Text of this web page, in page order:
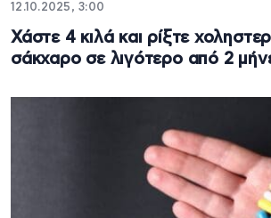
12.10.2025, 3:00
Χάστε 4 κιλά και ρίξτε
σάκχαρο σε λιγότερο από 2